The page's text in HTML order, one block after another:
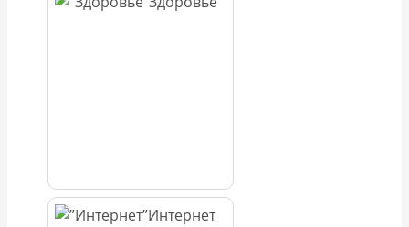
Интернет